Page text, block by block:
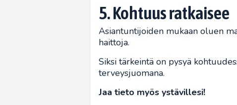
5. Kohtuus ratkaisee
Asiantuntijoiden mukaan oluen
haittoja.
Siksi tärkeintä on pysyä
terveysjuomana.
Jaa tieto myös ystävillesi!